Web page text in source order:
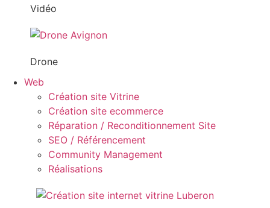
Vidéo
Drone
Web
Création site Vitrine
Création site ecommerce
Réparation / Reconditionnement Site
SEO / Référencement
Community Management
Réalisations